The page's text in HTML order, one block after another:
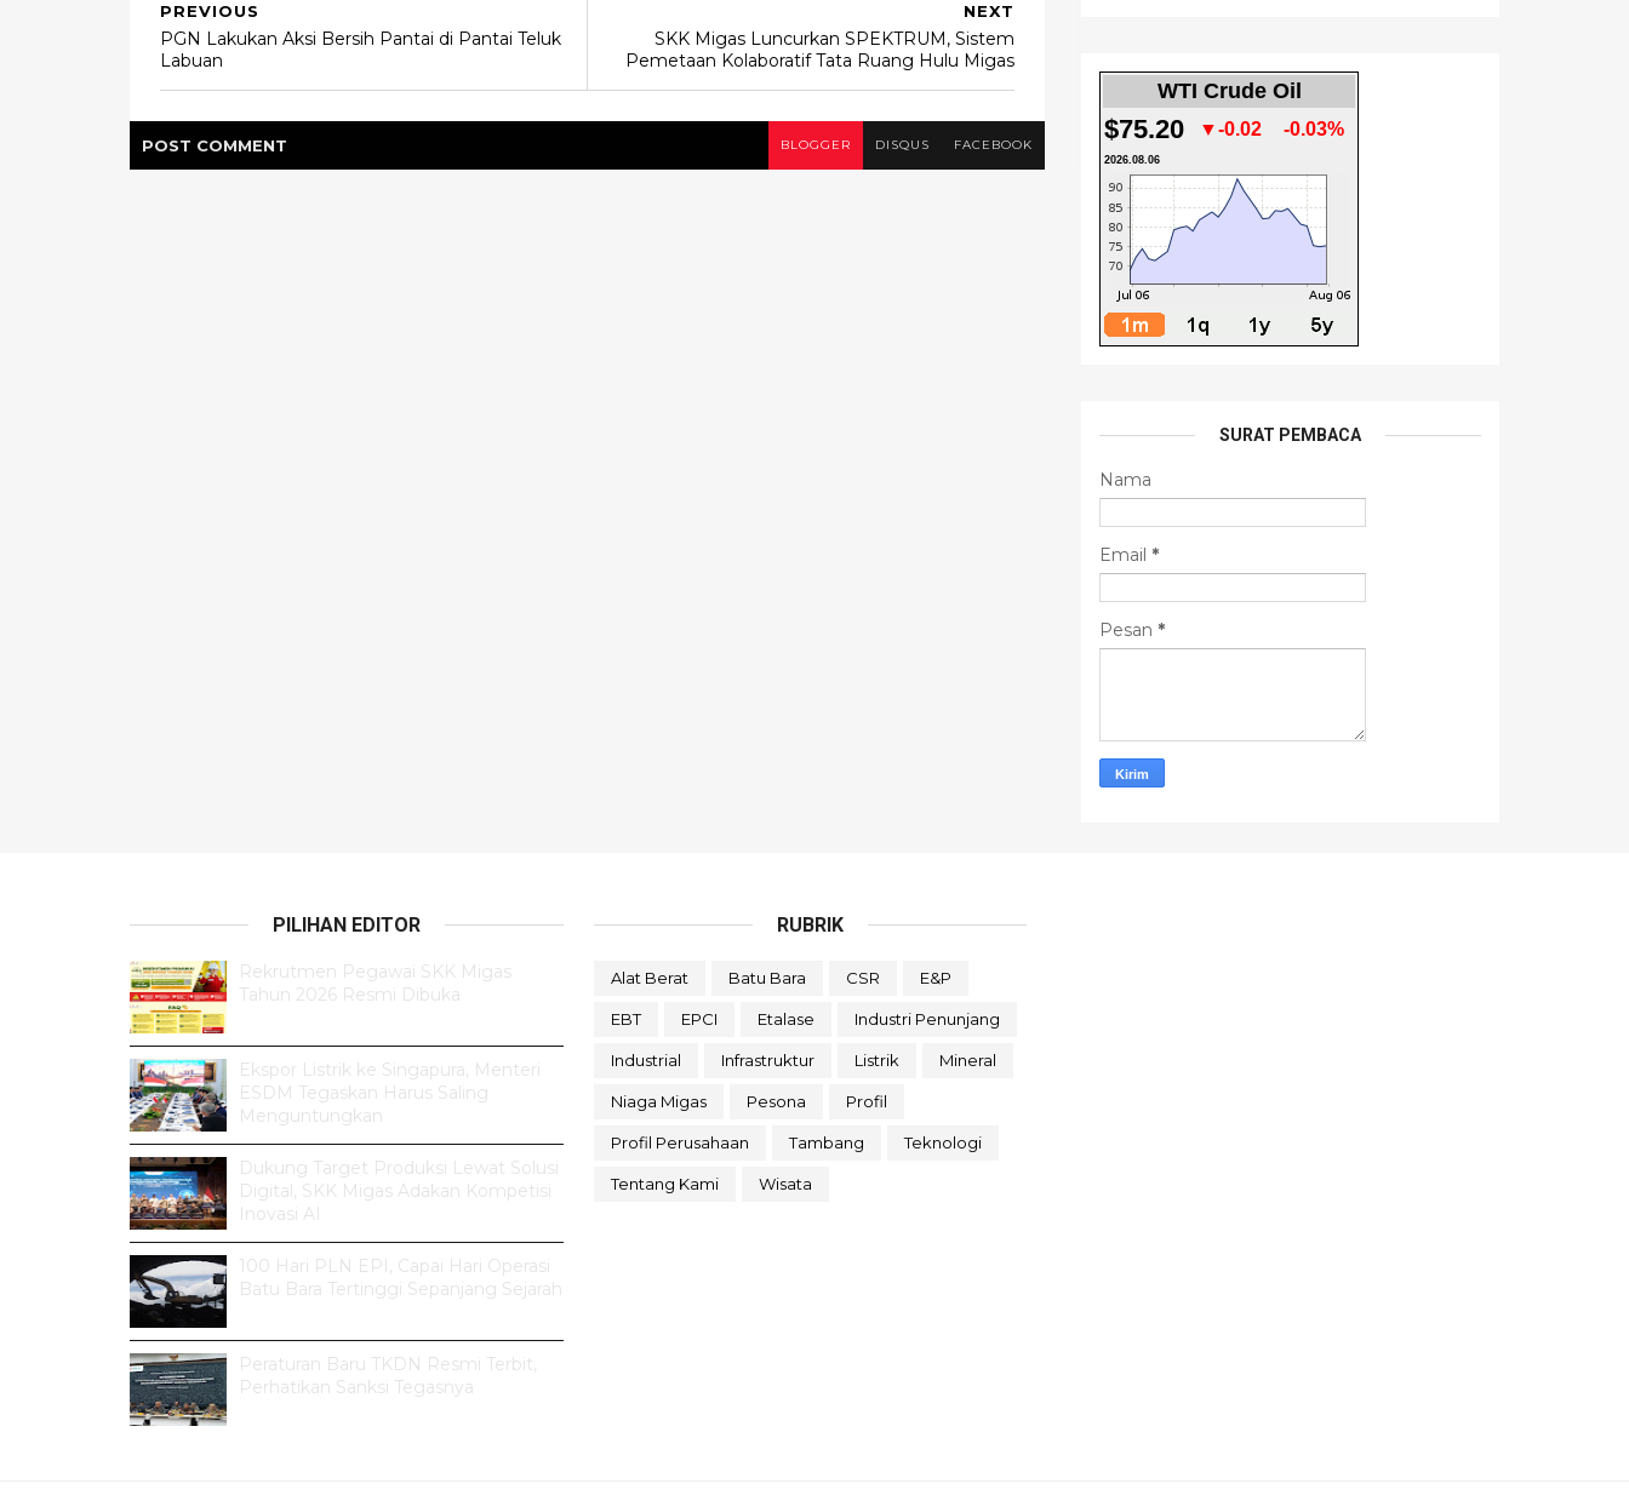
NEXT
SKK Migas Luncurkan SPEKTRUM, Sistem
Pemetaan Kolaboratif Tata Ruang Hulu Migas
PREVIOUS
PGN Lakukan Aksi Bersih Pantai di Pantai Teluk
Labuan
POST COMMENT BLOGGER DISQUS FACEBOOK
WTI Crude Oil
$75.20 ▼-0.02 -0.03%
2026.08.06
SURAT PEMBACA
Nama
Email *
Pesan *
PILIHAN EDITOR
Rekrutmen Pegawai SKK Migas
Tahun 2026 Resmi Dibuka
Ekspor Listrik ke Singapura, Menteri
ESDM Tegaskan Harus Saling
Menguntungkan
Dukung Target Produksi Lewat Solusi
Digital, SKK Migas Adakan Kompetisi
Inovasi AI
100 Hari PLN EPI, Capai Hari Operasi
Batu Bara Tertinggi Sepanjang Sejarah
Peraturan Baru TKDN Resmi Terbit,
Perhatikan Sanksi Tegasnya
RUBRIK
Alat Berat Batu Bara CSR E&P
EBT EPCI Etalase Industri Penunjang
Industrial Infrastruktur Listrik Mineral
Niaga Migas Pesona Profil
Profil Perusahaan Tambang Teknologi
Tentang Kami Wisata